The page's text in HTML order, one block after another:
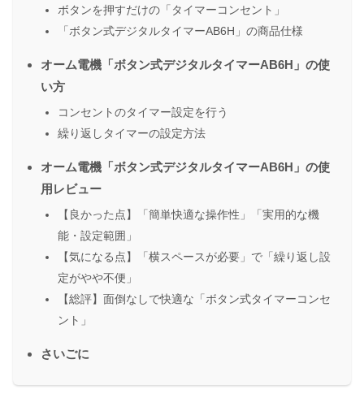
ボタンを押すだけの「タイマーコンセント」
「ボタン式デジタルタイマーAB6H」の商品仕様
オーム電機「ボタン式デジタルタイマーAB6H」の使
い方
コンセントのタイマー設定を行う
繰り返しタイマーの設定方法
オーム電機「ボタン式デジタルタイマーAB6H」の使
用レビュー
【良かった点】「簡単快適な操作性」「実用的な機
能・設定範囲」
【気になる点】「横スペースが必要」で「繰り返し設
定がやや不便」
【総評】面倒なしで快適な「ボタン式タイマーコンセ
ント」
さいごに